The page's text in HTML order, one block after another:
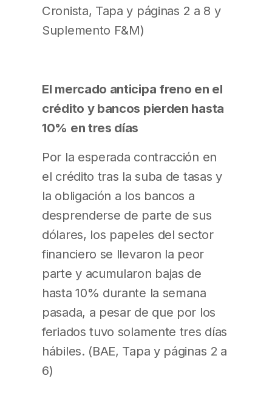
Cronista, Tapa y páginas 2 a 8 y
Suplemento F&M)
El mercado anticipa freno en el
crédito y bancos pierden hasta
10% en tres días
Por la esperada contracción en
el crédito tras la suba de tasas y
la obligación a los bancos a
desprenderse de parte de sus
dólares, los papeles del sector
financiero se llevaron la peor
parte y acumularon bajas de
hasta 10% durante la semana
pasada, a pesar de que por los
feriados tuvo solamente tres días
hábiles. (BAE, Tapa y páginas 2 a
6)